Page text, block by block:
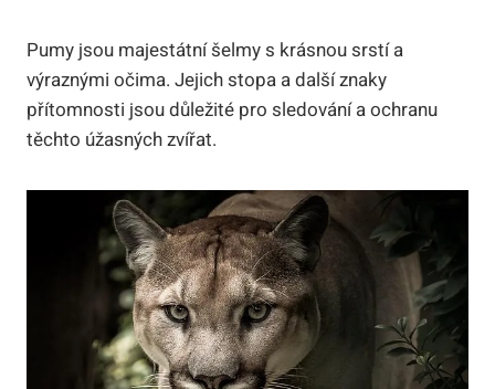
Pumy jsou majestátní šelmy s krásnou srstí a
výraznými očima. Jejich stopa a další znaky
přítomnosti jsou důležité pro sledování a ochranu
těchto úžasných zvířat.